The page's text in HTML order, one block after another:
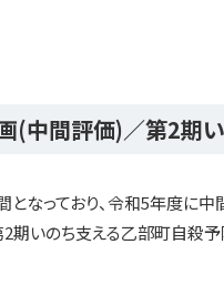
(中間評価)／第2期
なっており、令和5年度に中
いのち支える乙部町自殺予